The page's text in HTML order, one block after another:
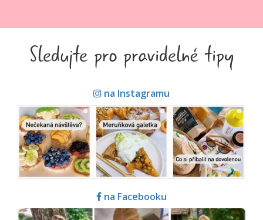
Sledujte pro pravidelné tipy
na Instagramu
na Facebooku